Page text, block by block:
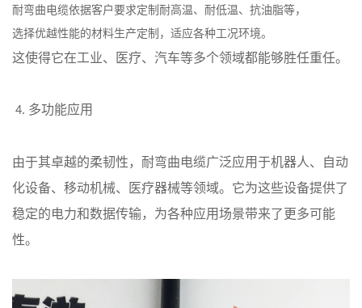
耐弯曲电缆依据客户要求定制耐高温、耐低温、抗油脂等，
选择优越性能的材料生产定制，适应各种工况环境。
这使得它在工业、医疗、汽车等多个领域都能够胜任重任。
4. 多功能应用
由于其卓越的柔韧性，耐弯曲电缆广泛应用于机器人、自动
化设备、移动机械、医疗器械等领域。它为这些设备提供了
稳定的电力和数据传输，为各种应用场景带来了更多可能
性。